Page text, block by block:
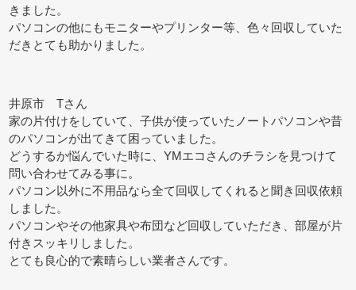
きました。
パソコンの他にもモニターやプリンター等、色々回収していた
だきとても助かりました。
井原市 Tさん
家の片付けをしていて、子供が使っていたノートパソコンや昔
のパソコンが出てきて困っていました。
どうするか悩んでいた時に、YMエコさんのチラシを見つけて
問い合わせてみる事に。
パソコン以外に不用品なら全て回収してくれると聞き回収依頼
しました。
パソコンやその他家具や布団など回収していただき、部屋が片
付きスッキリしました。
とても良心的で素晴らしい業者さんです。